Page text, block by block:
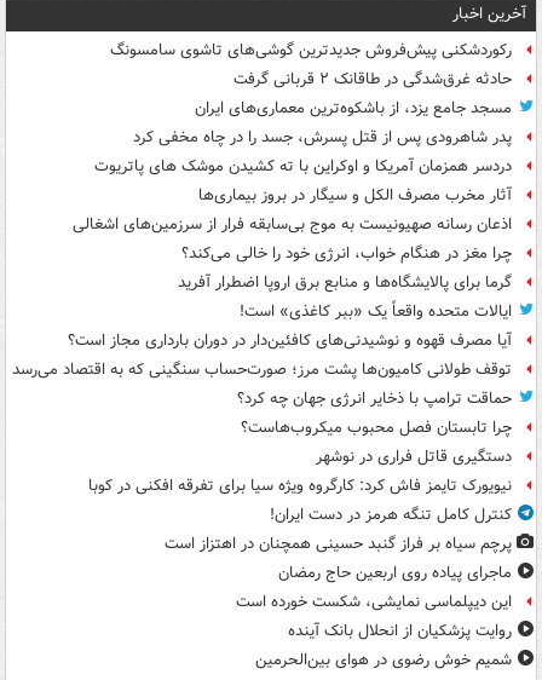
آخرین اخبار
رکوردشکنی پیش‌فروش جدیدترین گوشی‌های تاشوی سامسونگ
حادثه غرق‌شدگی در طاقانک ۲ قربانی گرفت
مسجد جامع یزد، از باشکوه‌ترین معماری‌های ایران
پدر شاهرودی پس از قتل پسرش، جسد را در چاه مخفی کرد
دردسر همزمان آمریکا و اوکراین با ته کشیدن موشک های پاتریوت
آثار مخرب مصرف الکل و سیگار در بروز بیماری‌ها
اذعان رسانه صهیونیست به موج بی‌سابقه فرار از سرزمین‌های اشغالی
چرا مغز در هنگام خواب، انرژی خود را خالی می‌کند؟
گرما برای پالایشگاه‌ها و منابع برق اروپا اضطرار آفرید
ایالات متحده واقعاً یک «ببر کاغذی» است!
آیا مصرف قهوه و نوشیدنی‌های کافئین‌دار در دوران بارداری مجاز است؟
توقف طولانی کامیون‌ها پشت مرز؛ صورت‌حساب سنگینی که به اقتصاد می‌رسد
حماقت ترامپ با ذخایر انرژی جهان چه کرد؟
چرا تابستان فصل محبوب میکروب‌هاست؟
دستگیری قاتل فراری در نوشهر
نیویورک تایمز فاش کرد: کارگروه ویژه سیا برای تفرقه افکنی در کوبا
کنترل کامل تنگه هرمز در دست ایران!
پرچم سیاه بر فراز گنبد حسینی همچنان در اهتزاز است
ماجرای پیاده روی اربعین حاج رمضان
این دیپلماسی نمایشی، شکست خورده است
روایت پزشکیان از انحلال بانک آینده
شمیم خوش رضوی در هوای بین‌الحرمین